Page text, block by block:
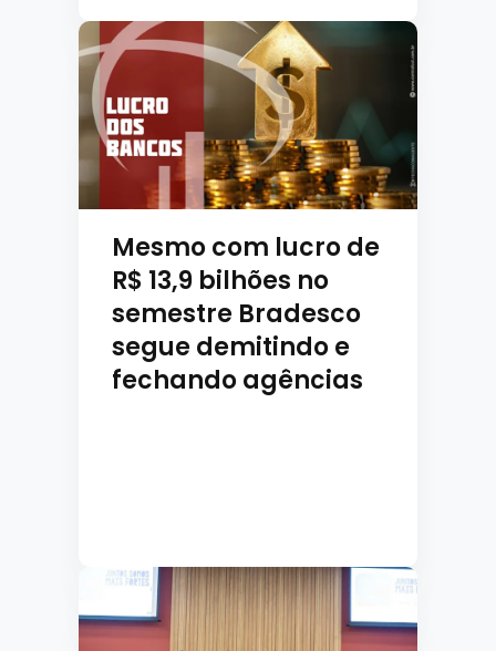
Mesmo com lucro de
R$ 13,9 bilhões no
semestre Bradesco
segue demitindo e
fechando agências